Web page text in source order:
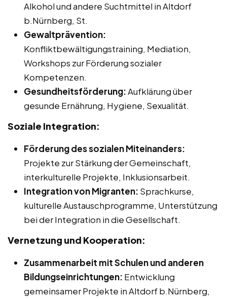
Alkohol und andere Suchtmittel in Altdorf
b.Nürnberg, St.
Gewaltprävention:
Konfliktbewältigungstraining, Mediation,
Workshops zur Förderung sozialer
Kompetenzen.
Gesundheitsförderung:Aufklärung über
gesunde Ernährung, Hygiene, Sexualität.
Soziale Integration:
Förderung des sozialen Miteinanders:
Projekte zur Stärkung der Gemeinschaft,
interkulturelle Projekte, Inklusionsarbeit.
Integration von Migranten: Sprachkurse,
kulturelle Austauschprogramme, Unterstützung
bei der Integration in die Gesellschaft.
Vernetzung und Kooperation:
Zusammenarbeit mit Schulen und anderen
Bildungseinrichtungen: Entwicklung
gemeinsamer Projekte in Altdorf b.Nürnberg,